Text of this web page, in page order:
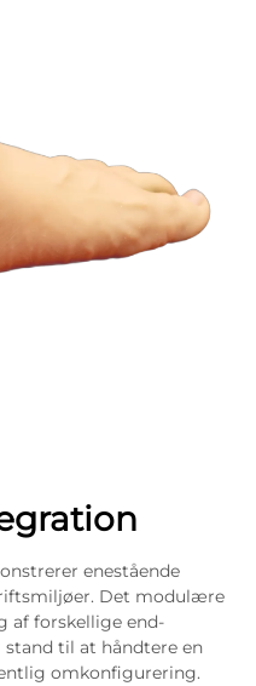
enestående
Det modulære
af forskellige end-
til at håndtere en
omkonfigurering.